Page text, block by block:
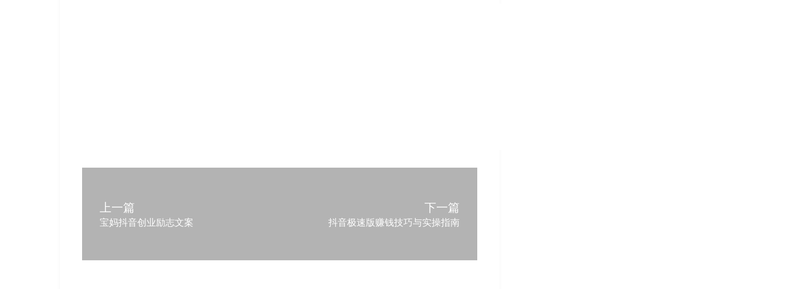
上一篇
宝妈抖音创业励志文案
下一篇
抖音极速版赚钱技巧与实操指南